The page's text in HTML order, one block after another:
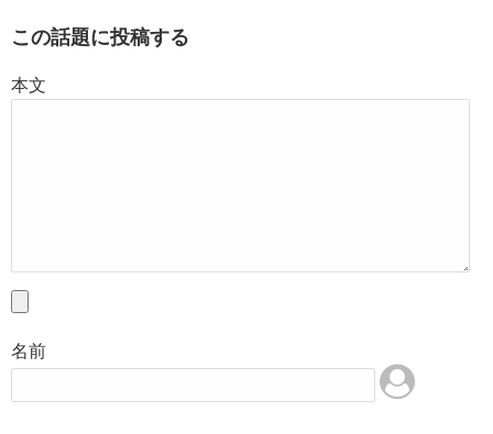
この話題に投稿する
本文
名前